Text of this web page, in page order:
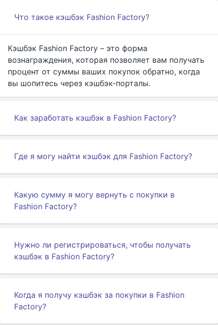
Что такое кэшбэк Fashion Factory?
Кэшбэк Fashion Factory – это форма
вознаграждения, которая позволяет вам получать
процент от суммы ваших покупок обратно, когда
вы шопитесь через кэшбэк-порталы.
Как заработать кэшбэк в Fashion Factory?
Где я могу найти кэшбэк для Fashion Factory?
Какую сумму я могу вернуть с покупки в
Fashion Factory?
Нужно ли регистрироваться, чтобы получать
кэшбэк в Fashion Factory?
Когда я получу кэшбэк за покупки в Fashion
Factory?